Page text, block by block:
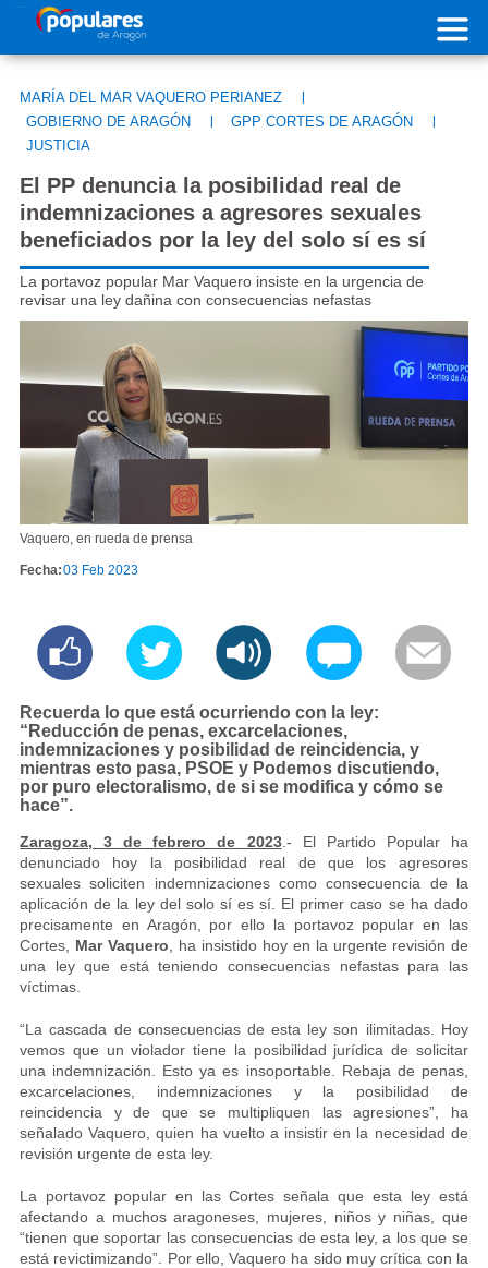
Pasar al contenido principal
MARÍA DEL MAR VAQUERO PERIANEZ |
GOBIERNO DE ARAGÓN | GPP CORTES DE ARAGÓN |
JUSTICIA
El PP denuncia la posibilidad real de
indemnizaciones a agresores sexuales
beneficiados por la ley del solo sí es sí
La portavoz popular Mar Vaquero insiste en la urgencia de
revisar una ley dañina con consecuencias nefastas
Vaquero, en rueda de prensa
Fecha:03 Feb 2023
Recuerda lo que está ocurriendo con la ley:
“Reducción de penas, excarcelaciones,
indemnizaciones y posibilidad de reincidencia, y
mientras esto pasa, PSOE y Podemos discutiendo,
por puro electoralismo, de si se modifica y cómo se
hace”.
Zaragoza, 3 de febrero de 2023.- El Partido Popular ha
denunciado hoy la posibilidad real de que los agresores
sexuales soliciten indemnizaciones como consecuencia de la
aplicación de la ley del solo sí es sí. El primer caso se ha dado
precisamente en Aragón, por ello la portavoz popular en las
Cortes, Mar Vaquero , ha insistido hoy en la urgente revisión de
una ley que está teniendo consecuencias nefastas para las
víctimas.
“La cascada de consecuencias de esta ley son ilimitadas. Hoy
vemos que un violador tiene la posibilidad jurídica de solicitar
una indemnización. Esto ya es insoportable. Rebaja de penas,
excarcelaciones, indemnizaciones y la posibilidad de
reincidencia y de que se multipliquen las agresiones”, ha
señalado Vaquero, quien ha vuelto a insistir en la necesidad de
revisión urgente de esta ley.
La portavoz popular en las Cortes señala que esta ley está
afectando a muchos aragoneses, mujeres, niños y niñas, que
“tienen que soportar las consecuencias de esta ley, a los que se
está revictimizando”. Por ello, Vaquero ha sido muy crítica con la